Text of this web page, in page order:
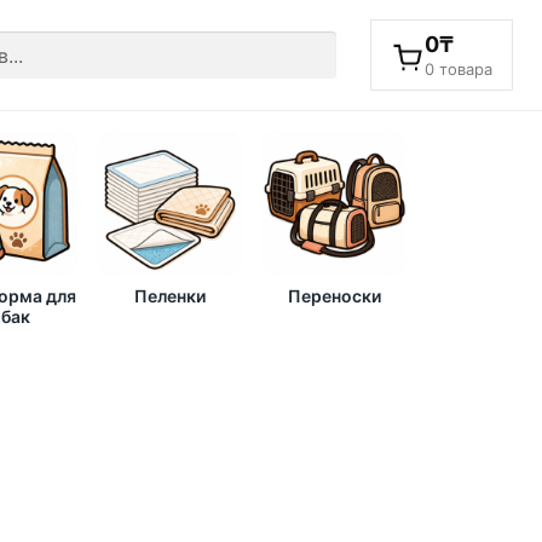
0₸
0 товара
для
Пеленки Переноски